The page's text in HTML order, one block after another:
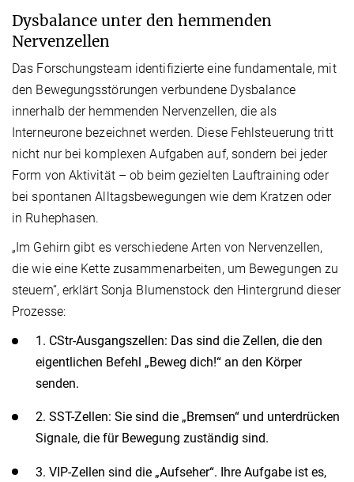
Dysbalance unter den hemmenden
Nervenzellen
Das Forschungsteam identifizierte eine fundamentale, mit
den Bewegungsstörungen verbundene Dysbalance
innerhalb der hemmenden Nervenzellen, die als
Interneurone bezeichnet werden. Diese Fehlsteuerung tritt
nicht nur bei komplexen Aufgaben auf, sondern bei jeder
Form von Aktivität – ob beim gezielten Lauftraining oder
bei spontanen Alltagsbewegungen wie dem Kratzen oder
in Ruhephasen.
„Im Gehirn gibt es verschiedene Arten von Nervenzellen,
die wie eine Kette zusammenarbeiten, um Bewegungen zu
steuern“, erklärt Sonja Blumenstock den Hintergrund dieser
Prozesse:
1. CStr-Ausgangszellen: Das sind die Zellen, die den
eigentlichen Befehl „Beweg dich!“ an den Körper
senden.
2. SST-Zellen: Sie sind die „Bremsen“ und unterdrücken
Signale, die für Bewegung zuständig sind.
3. VIP-Zellen sind die „Aufseher“. Ihre Aufgabe ist es,